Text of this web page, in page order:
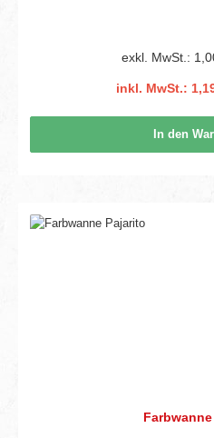
exkl. MwSt.:
inkl. MwSt.:
In den